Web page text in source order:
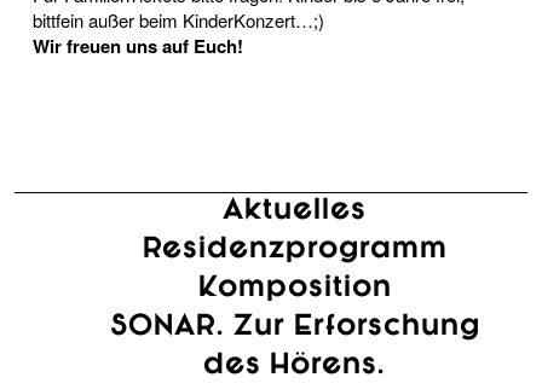
bittfein außer beim KinderKonzert…;)
Wir freuen uns auf Euch!
Aktuelles
Residenzprogramm
Komposition
SONAR. Zur Erforschung
des Hörens.